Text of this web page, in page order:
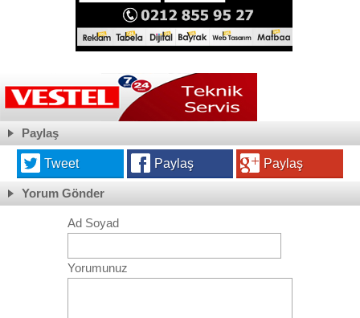
Paylaş
Tweet Paylaş Paylaş
Yorum Gönder
Ad Soyad
Yorumunuz